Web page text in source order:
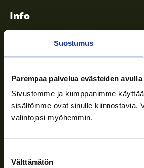
Suostumus
Parempaa palvelua evästeiden avulla
Sivustomme ja kumppanimme
sisältömme ovat sinulle kiinnostavia.
valintojasi myöhemmin.
valinta
Välttämätön
Info
Toimitusehdot
Ajankohtaista
Yritys
Tuki